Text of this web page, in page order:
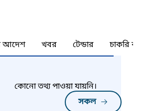
আদেশ খবর টেন্ডার চাকরি
সকল
কোনো তথ্য পাওয়া যায়নি।